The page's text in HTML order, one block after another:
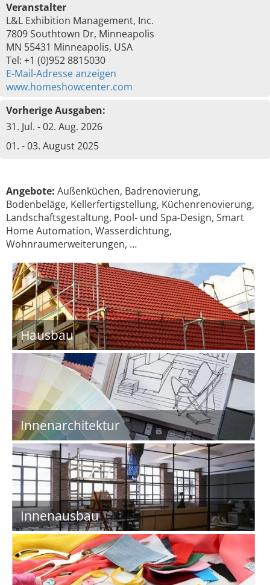
Veranstalter
L&L Exhibition Management, Inc.
7809 Southtown Dr, Minneapolis
MN 55431 Minneapolis, USA
Tel: +1 (0)952 8815030
E-Mail-Adresse anzeigen
www.homeshowcenter.com
Vorherige Ausgaben:
31. Jul. - 02. Aug. 2026
01. - 03. August 2025
Angebote: Außenküchen, Badrenovierung,
Bodenbeläge, Kellerfertigstellung, Küchenrenovierung,
Landschaftsgestaltung, Pool- und Spa-Design, Smart
Home Automation, Wasserdichtung,
Wohnraumerweiterungen, …
Hausbau
Innenarchitektur
Innenausbau